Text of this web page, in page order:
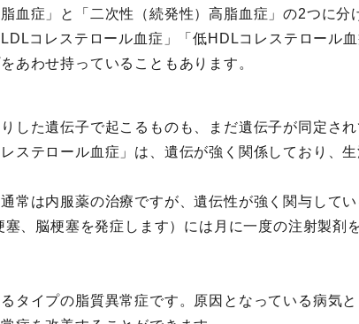
血症」と「二次性（続発性）高脂血症」の2つに分
コレステロール血症」「低HDLコレステロール
あわせ持っていることもあります。
した遺伝子で起こるものも、まだ遺伝子が同定され
ステロール血症」は、遺伝が強く関係しており、
常は内服薬の治療ですが、遺伝性が強く関与して
、脳梗塞を発症します）には月に一度の注射製剤
タイプの脂質異常症です。原因となっている病気